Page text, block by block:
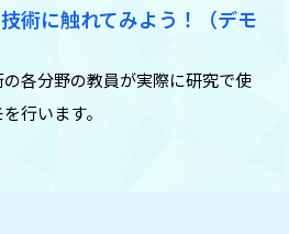
術に触れてみよう！（デモ
各分野の教員が実際に研究で使
行います。